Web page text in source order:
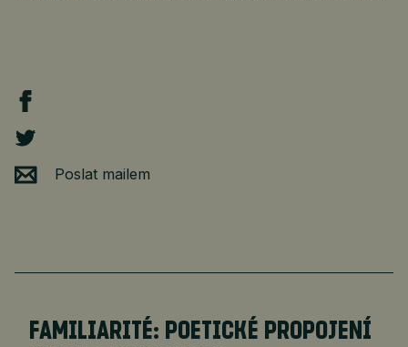
Poslat mailem
FAMILIARITÉ: POETICKÉ PROPOJENÍ